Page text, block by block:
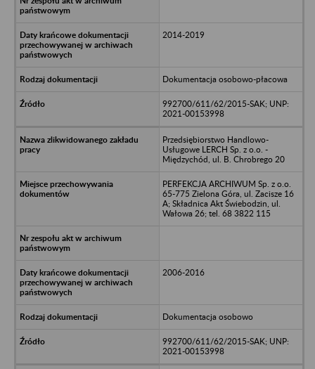
2014-2019
Dokumentacja osobowo-płacowa
992700/611/62/2015-SAK; UNP:
2021-00153998
Przedsiębiorstwo Handlowo-
Usługowe LERCH Sp. z o.o. -
Międzychód, ul. B. Chrobrego 20
PERFEKCJA ARCHIWUM Sp. z o.o.
65-775 Zielona Góra, ul. Zacisze 16
A; Składnica Akt Świebodzin, ul.
Wałowa 26; tel. 68 3822 115
2006-2016
Dokumentacja osobowo
992700/611/62/2015-SAK; UNP:
2021-00153998